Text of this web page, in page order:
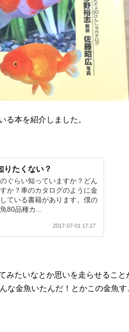
る本を紹介しました。
りたくない？
ぐらい知っていますか？どん
か？車のカタログのように金
ている書籍があります。僕の
80品種カ...
2017-07-01 17:27
みたいなとか思いを走らせること
な金魚いたんだ！とかこの金魚す